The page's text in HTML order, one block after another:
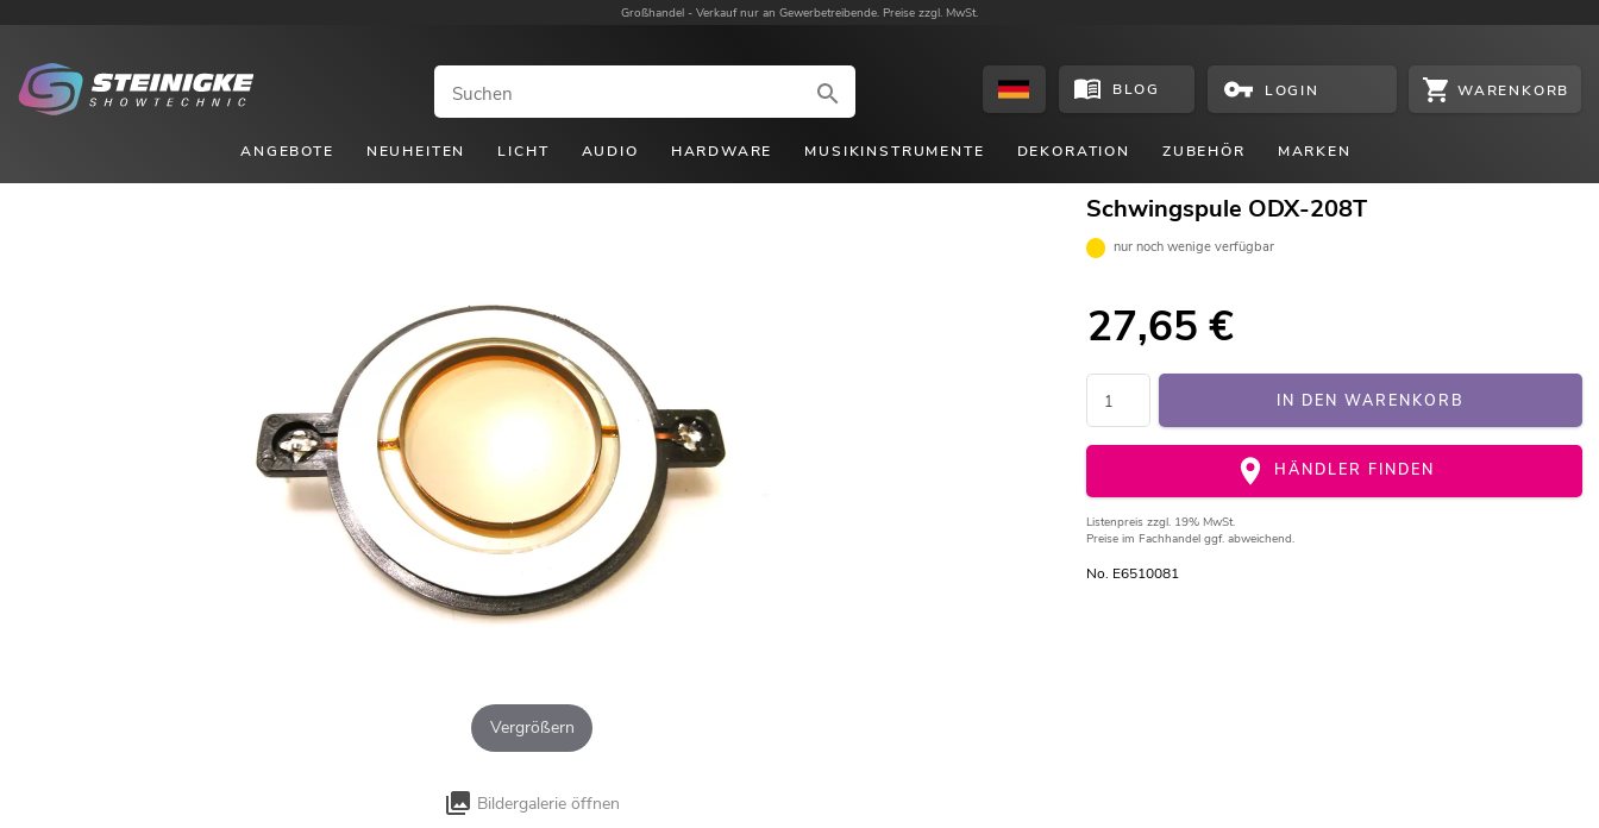
Großhandel - Verkauf nur an Gewerbetreibende. Preise zzgl. MwSt.
BLOG LOGIN WARENKORB
ANGEBOTE NEUHEITEN LICHT AUDIO HARDWARE MUSIKINSTRUMENTE DEKORATION ZUBEHÖR MARKEN
Vergrößern
Bildergalerie öffnen
Schwingspule ODX-208T
nur noch wenige verfügbar
27,65 €
IN DEN WARENKORB
HÄNDLER FINDEN
Listenpreis zzgl. 19% MwSt.
Preise im Fachhandel ggf. abweichend.
No. E6510081